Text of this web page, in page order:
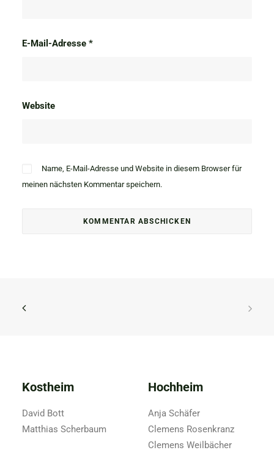
E-Mail-Adresse *
Website
Name, E-Mail-Adresse und Website in diesem Browser für
meinen nächsten Kommentar speichern.
Kostheim
David Bott
Matthias Scherbaum
Hochheim
Anja Schäfer
Clemens Rosenkranz
Clemens Weilbächer